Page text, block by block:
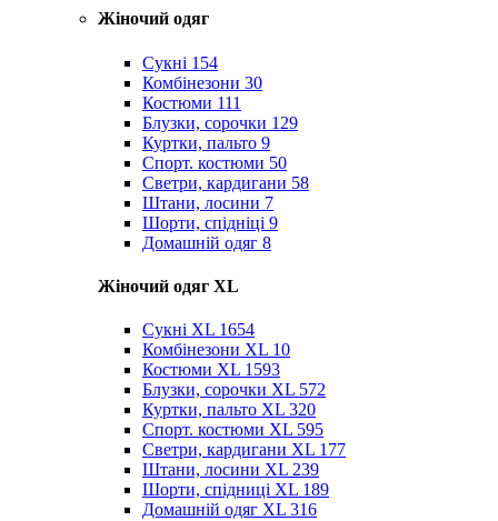
Жіночий одяг
Сукні 154
Комбінезони 30
Костюми 111
Блузки, сорочки 129
Куртки, пальто 9
Спорт. костюми 50
Светри, кардигани 58
Штани, лосини 7
Шорти, спідніці 9
Домашній одяг 8
Жіночий одяг XL
Cукні XL 1654
Комбінезони XL 10
Костюми XL 1593
Блузки, сорочки XL 572
Куртки, пальто XL 320
Спорт. костюми XL 595
Светри, кардигани XL 177
Штани, лосини XL 239
Шорти, спідниці XL 189
Домашній одяг XL 316